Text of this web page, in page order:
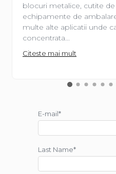
blocuri metalice, cutite de
echipamente de
multe alte aplicatii unde
concentrata...
Citeste mai mult
E-mail*
Last Name*